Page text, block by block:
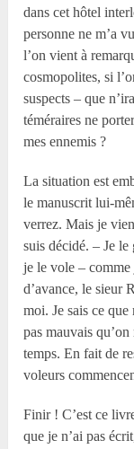
dans cet hôtel
personne ne m’a
l’on vient à
cosmopolites, si
suspects – que
téméraires ne
mes ennemis ?
La situation est
le manuscrit lui-
verrez. Mais je
suis décidé. – Je
je le vole – comme
d’avance, le sieur
moi. Je sais ce
pas mauvais
temps. En fait de
voleurs
Finir ! C’est ce
que je n’ai pas